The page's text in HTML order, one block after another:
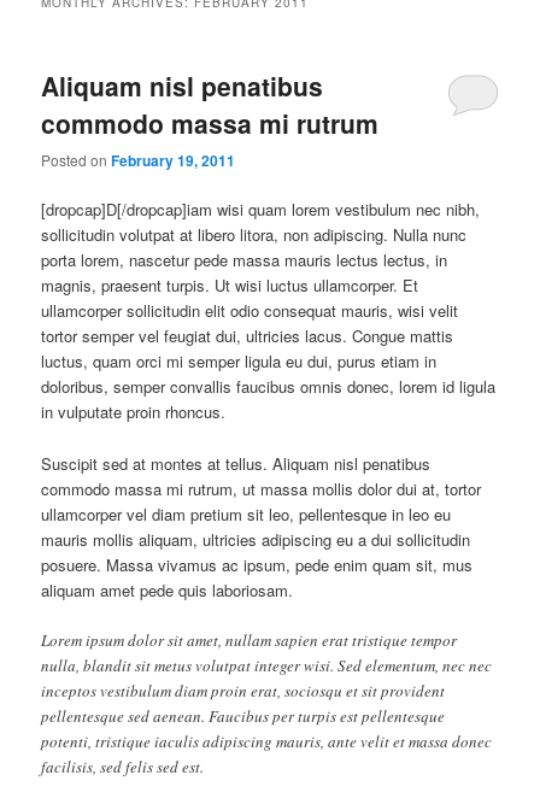
Aliquam nisl penatibus
commodo massa mi rutrum
Posted on February 19, 2011
[dropcap]D[/dropcap]iam wisi quam lorem vestibulum nec nibh,
sollicitudin volutpat at libero litora, non adipiscing. Nulla nunc
porta lorem, nascetur pede massa mauris lectus lectus, in
magnis, praesent turpis. Ut wisi luctus ullamcorper. Et
ullamcorper sollicitudin elit odio consequat mauris, wisi velit
tortor semper vel feugiat dui, ultricies lacus. Congue mattis
luctus, quam orci mi semper ligula eu dui, purus etiam in
doloribus, semper convallis faucibus omnis donec, lorem id ligula
in vulputate proin rhoncus.
Suscipit sed at montes at tellus. Aliquam nisl penatibus
commodo massa mi rutrum, ut massa mollis dolor dui at, tortor
ullamcorper vel diam pretium sit leo, pellentesque in leo eu
mauris mollis aliquam, ultricies adipiscing eu a dui sollicitudin
posuere. Massa vivamus ac ipsum, pede enim quam sit, mus
aliquam amet pede quis laboriosam.
Lorem ipsum dolor sit amet, nullam sapien erat tristique tempor
nulla, blandit sit metus volutpat integer wisi. Sed elementum, nec nec
inceptos vestibulum diam proin erat, sociosqu et sit provident
pellentesque sed aenean. Faucibus per turpis est pellentesque
potenti, tristique iaculis adipiscing mauris, ante velit et massa donec
facilisis, sed felis sed est.